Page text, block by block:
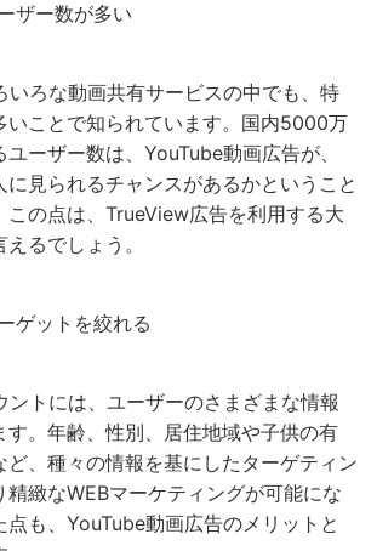
ザー数が多い
いろな動画共有サービスの中でも、特
いことで知られています。国内5000万
ーザー数は、YouTube動画広告が、
に見られるチャンスがあるかということ
この点は、TrueView広告を利用する大
るでしょう。
ゲットを絞れる
ントには、ユーザーのさまざまな情報
す。年齢、性別、居住地域や子供の有
ど、種々の情報を基にしたターゲティン
精緻なWEBマーケティングが可能にな
点も、YouTube動画広告のメリットと